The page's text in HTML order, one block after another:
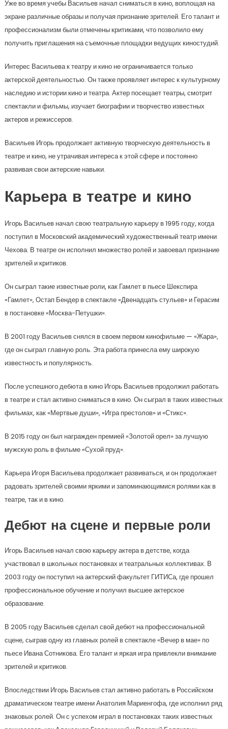
Уже во время учебы Васильев начал сниматься в кино, воплощая на
экране различные образы и получая признание зрителей. Его талант и
профессионализм были отмечены критиками, что позволило ему
получить приглашения на съемочные площадки ведущих киностудий.
Интерес Васильева к театру и кино не ограничивается только
актерской деятельностью. Он также проявляет интерес к культурному
наследию и истории кино и театра. Актер посещает театры, смотрит
спектакли и фильмы, изучает биографии и творчество известных
актеров и режиссеров.
Васильев Игорь продолжает активную творческую деятельность в
театре и кино, не утрачивая интереса к этой сфере и постоянно
развивая свои актерские навыки.
Карьера в театре и кино
Игорь Васильев начал свою театральную карьеру в 1995 году, когда
поступил в Московский академический художественный театр имени
Чехова. В театре он исполнил множество ролей и завоевал признание
зрителей и критиков.
Он сыграл такие известные роли, как Гамлет в пьесе Шекспира
«Гамлет», Остап Бендер в спектакле «Двенадцать стульев» и Герасим
в постановке «Москва-Петушки».
В 2001 году Васильев снялся в своем первом кинофильме — «Жара»,
где он сыграл главную роль. Эта работа принесла ему широкую
известность и популярность.
После успешного дебюта в кино Игорь Васильев продолжил работать
в театре и стал активно сниматься в кино. Он сыграл в таких известных
фильмах, как «Мертвые души», «Игра престолов» и «Стикс».
В 2015 году он был награжден премией «Золотой орел» за лучшую
мужскую роль в фильме «Сухой пруд».
Карьера Игоря Васильева продолжает развиваться, и он продолжает
радовать зрителей своими яркими и запоминающимися ролями как в
театре, так и в кино.
Дебют на сцене и первые роли
Игорь Васильев начал свою карьеру актера в детстве, когда
участвовал в школьных постановках и театральных коллективах. В
2003 году он поступил на актерский факультет ГИТИСа, где прошел
профессиональное обучение и получил высшее актерское
образование.
В 2005 году Васильев сделал свой дебют на профессиональной
сцене, сыграв одну из главных ролей в спектакле «Вечер в мае» по
пьесе Ивана Сотникова. Его талант и яркая игра привлекли внимание
зрителей и критиков.
Впоследствии Игорь Васильев стал активно работать в Российском
драматическом театре имени Анатолия Мариенгофа, где исполнил ряд
знаковых ролей. Он с успехом играл в постановках таких известных